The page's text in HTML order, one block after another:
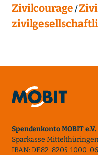
Zivilcourage
Spendenkonto MOBIT e.V.
Sparkasse Mittelthüringen
IBAN: DE82 8205 1000